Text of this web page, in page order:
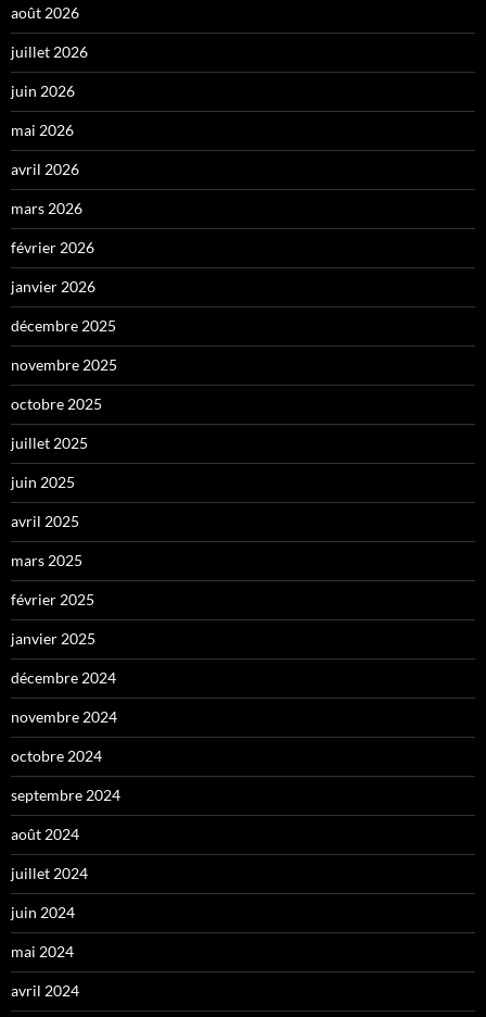
août 2026
juillet 2026
juin 2026
mai 2026
avril 2026
mars 2026
février 2026
janvier 2026
décembre 2025
novembre 2025
octobre 2025
juillet 2025
juin 2025
avril 2025
mars 2025
février 2025
janvier 2025
décembre 2024
novembre 2024
octobre 2024
septembre 2024
août 2024
juillet 2024
juin 2024
mai 2024
avril 2024